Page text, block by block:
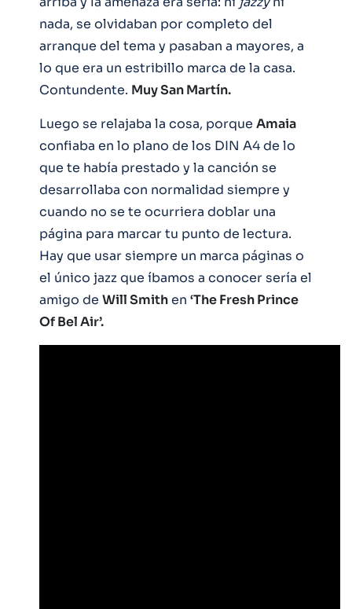
nada, se olvidaban por completo del
arranque del tema y pasaban a mayores, a
lo que era un estribillo marca de la casa.
Contundente. Muy San Martín.
Luego se relajaba la cosa, porque Amaia
confiaba en lo plano de los DIN A4 de lo
que te había prestado y la canción se
desarrollaba con normalidad siempre y
cuando no se te ocurriera doblar una
página para marcar tu punto de lectura.
Hay que usar siempre un marca páginas o
el único jazz que íbamos a conocer sería el
amigo de Will Smithen ‘The Fresh Prince
Of Bel Air’.